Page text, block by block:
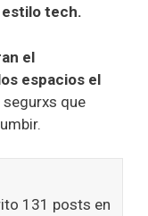
estilo tech.
el
espacios el
que
131 posts en